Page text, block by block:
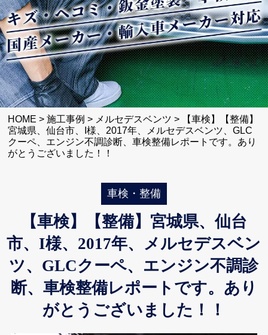
HOME >施工事例 > メルセデスベンツ >
【車検】【整備】
宮城県、仙台市、I様、2017年、メルセデスベンツ、GLC
クーペ、エンジン不調診断、車検整備レポートです。あり
がとうございました！！
車検・整備
【車検】【整備】宮城県、仙台
市、I様、2017年、メルセデスベン
ツ、GLCクーペ、エンジン不調診
断、車検整備レポートです。あり
がとうございました！！